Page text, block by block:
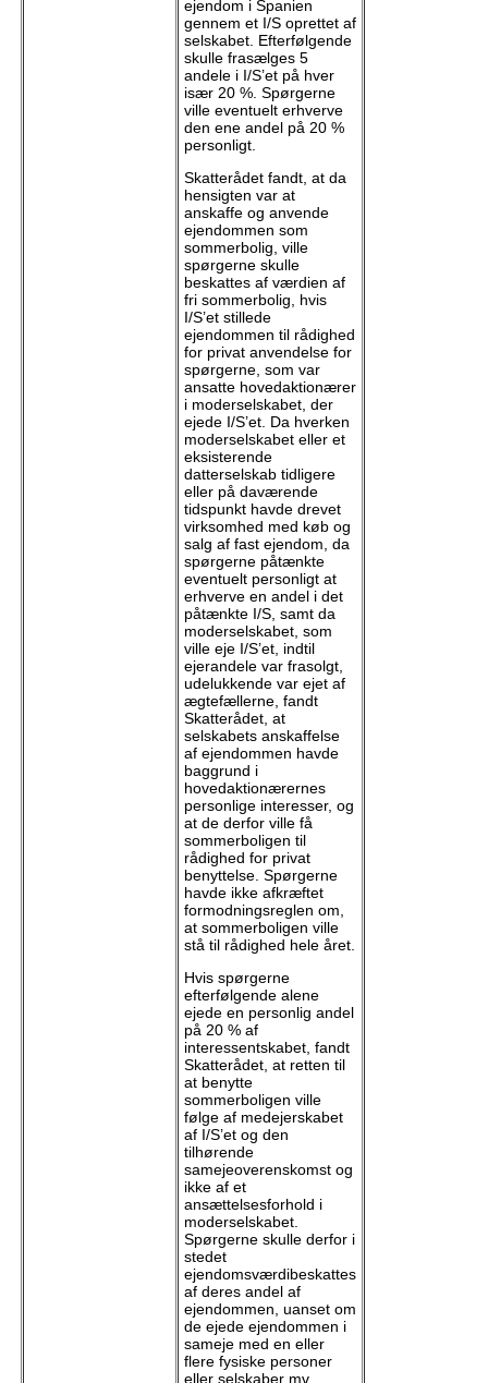
ejendom i Spanien
gennem et I/S oprettet af
selskabet. Efterfølgende
skulle frasælges 5
andele i I/S’et på hver
især 20 %. Spørgerne
ville eventuelt erhverve
den ene andel på 20 %
personligt.
Skatterådet fandt, at da
hensigten var at
anskaffe og anvende
ejendommen som
sommerbolig, ville
spørgerne skulle
beskattes af værdien af
fri sommerbolig, hvis
I/S’et stillede
ejendommen til rådighed
for privat anvendelse for
spørgerne, som var
ansatte hovedaktionærer
i moderselskabet, der
ejede I/S’et. Da hverken
moderselskabet eller et
eksisterende
datterselskab tidligere
eller på daværende
tidspunkt havde drevet
virksomhed med køb og
salg af fast ejendom, da
spørgerne påtænkte
eventuelt personligt at
erhverve en andel i det
påtænkte I/S, samt da
moderselskabet, som
ville eje I/S’et, indtil
ejerandele var frasolgt,
udelukkende var ejet af
ægtefællerne, fandt
Skatterådet, at
selskabets anskaffelse
af ejendommen havde
baggrund i
hovedaktionærernes
personlige interesser, og
at de derfor ville få
sommerboligen til
rådighed for privat
benyttelse. Spørgerne
havde ikke afkræftet
formodningsreglen om,
at sommerboligen ville
stå til rådighed hele året.
Hvis spørgerne
efterfølgende alene
ejede en personlig andel
på 20 % af
interessentskabet, fandt
Skatterådet, at retten til
at benytte
sommerboligen ville
følge af medejerskabet
af I/S’et og den
tilhørende
samejeoverenskomst og
ikke af et
ansættelsesforhold i
moderselskabet.
Spørgerne skulle derfor i
stedet
ejendomsværdibeskattes
af deres andel af
ejendommen, uanset om
de ejede ejendommen i
sameje med en eller
flere fysiske personer
eller selskaber mv.